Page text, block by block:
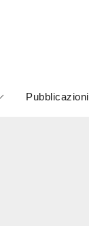
Pubblicazioni